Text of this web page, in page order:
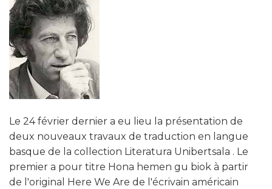
Le 24 février dernier a eu lieu la présentation de
deux nouveaux travaux de traduction en langue
basque de la collection Literatura Unibertsala . Le
premier a pour titre Hona hemen gu biok à partir
de l'original Here We Are de l'écrivain américain